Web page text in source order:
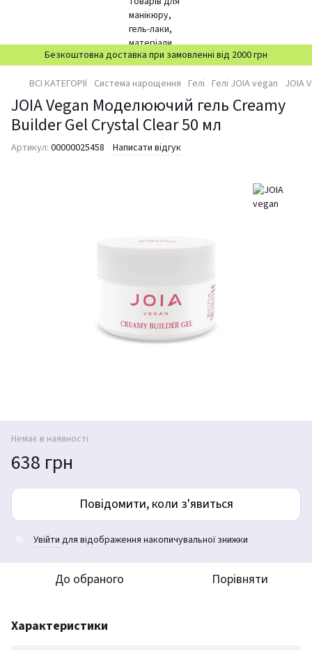
Безкоштовна доставка при замовленні від 2000 грн
ВСІ КАТЕГОРІЇ Система нарощення Гелі Гелі JOIA vegan JOIA
JOIA Vegan Моделюючий гель Creamy
Builder Gel Crystal Clear 50 мл
Артикул: 00000025458 Написати відгук
Немає в наявності
638 грн
Повідомити, коли з'явиться
Увійти для відображення накопичувальної знижки
До обраного Порівняти
Характеристики